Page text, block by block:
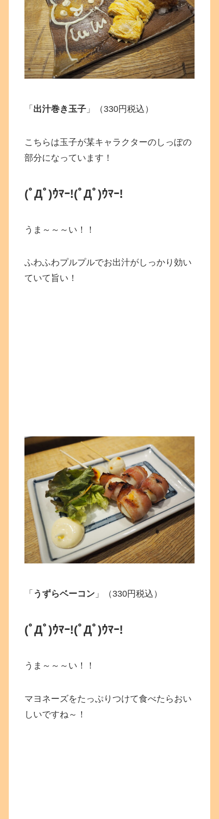
「 出汁巻き玉子 」（330円税込）
こちらは玉子が某キャラクターのしっぽの
部分になっています！
(ﾟДﾟ)ｳﾏｰ!(ﾟДﾟ)ｳﾏｰ!
うま～～～い！！
ふわふわプルプルでお出汁がしっかり効い
ていて旨い！
「 うずらベーコン 」（330円税込）
(ﾟДﾟ)ｳﾏｰ!(ﾟДﾟ)ｳﾏｰ!
うま～～～い！！
マヨネーズをたっぷりつけて食べたらおい
しいですね～！